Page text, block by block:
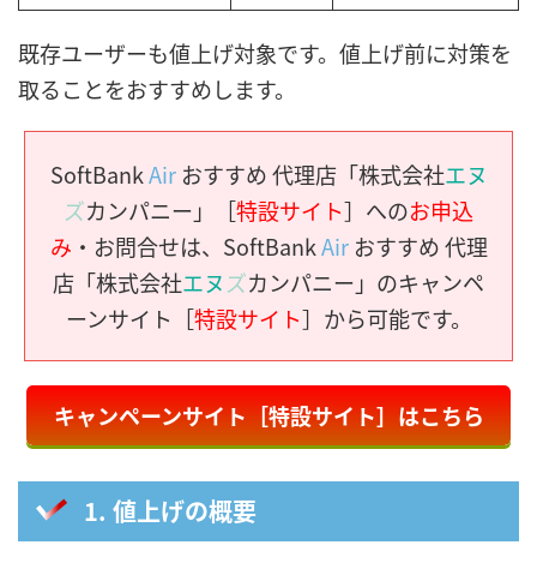
既存ユーザーも値上げ対象です。値上げ前に対策を
取ることをおすすめします。
SoftBankAirおすすめ 代理店「株式会社エヌ
ズカンパニー」［特設サイト］へのお申込
み ・お問合せは、SoftBankAirおすすめ 代理
店「株式会社エヌ ズカンパニー」のキャンペ
ーンサイト［特設サイト］から可能です。
キャンペーンサイト［特設サイト］はこちら
1. 値上げの概要